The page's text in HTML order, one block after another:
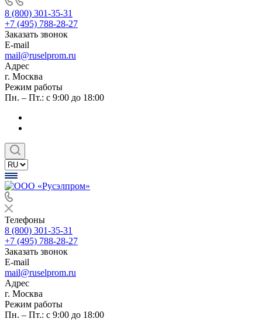
8 (800) 301-35-31
+7 (495) 788-28-27
Заказать звонок
E-mail
mail@ruselprom.ru
Адрес
г. Москва
Режим работы
Пн. – Пт.: с 9:00 до 18:00
Телефоны
8 (800) 301-35-31
+7 (495) 788-28-27
Заказать звонок
E-mail
mail@ruselprom.ru
Адрес
г. Москва
Режим работы
Пн. – Пт.: с 9:00 до 18:00